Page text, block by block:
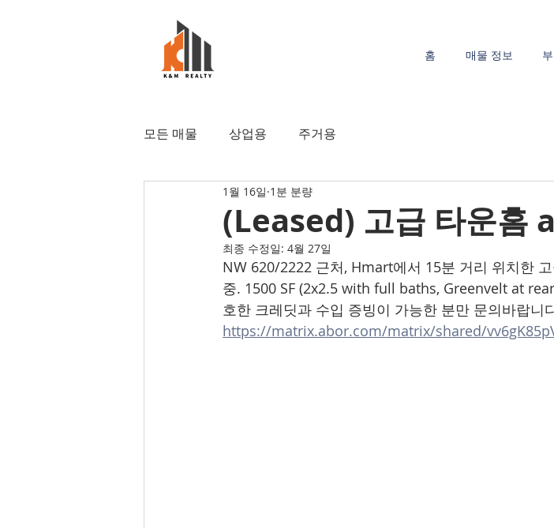
홈 매물 정보
모든 매물 상업용 주거용
(Leased) 고급 타운홈
1월 16일 1분 분량
최종 수정일: 4월 27일
NW 620/2222 근처, Hmart에서 15분 거리 위치한
중. 1500 SF (2x2.5 with full baths, Greenvelt at
호한 크레딧과 수입 증빙이 가능한 분만 문의바랍
https://matrix.abor.com/matrix/shared/